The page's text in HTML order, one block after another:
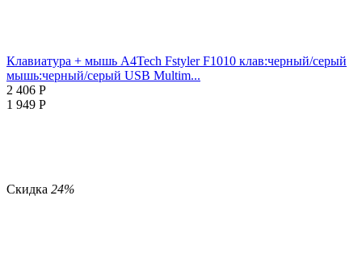
Клавиатура + мышь A4Tech Fstyler F1010 клав:черный/серый
мышь:черный/серый USB Multim...
2 406 Р
1 949 Р
Скидка 24%